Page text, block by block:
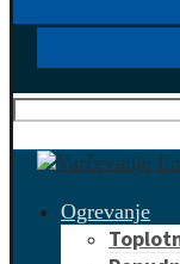
Ogrevanje